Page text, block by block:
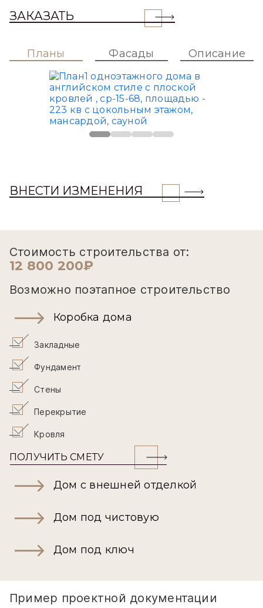
ЗАКАЗАТЬ
Планы Фасады Описание
ВНЕСТИ ИЗМЕНЕНИЯ
Стоимость строительства от:
12 800 200₽
Возможно поэтапное строительство
Коробка дома
Закладные
Фундамент
Стены
Перекрытие
Кровля
ПОЛУЧИТЬ СМЕТУ
Дом с внешней отделкой
Дом под чистовую
Дом под ключ
Пример проектной документации